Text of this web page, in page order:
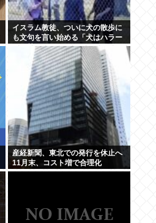
イスラム教徒、ついに犬の散歩に
も文句を言い始める「犬はハラー
ム（禁忌）だ」
産経新聞、東北での発行を休止へ
11月末、コスト増で合理化